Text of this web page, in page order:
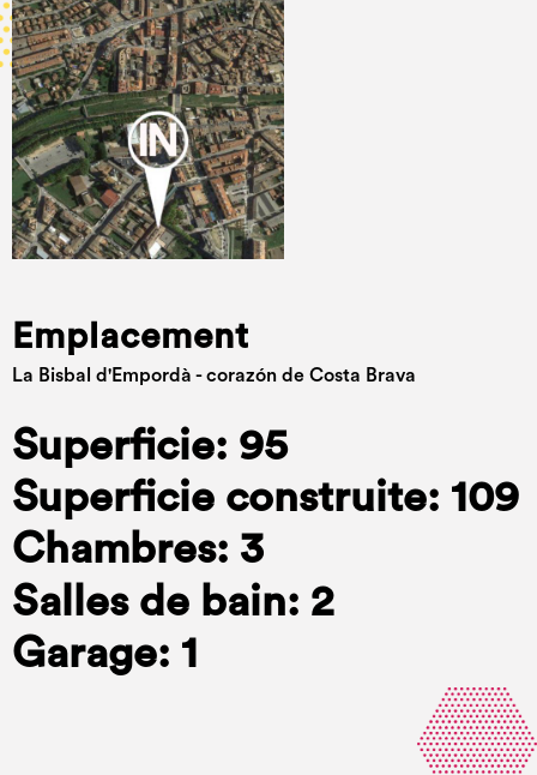
Emplacement
La Bisbal d'Empordà - corazón de Costa Brava
Superficie: 95
Superficie construite: 109
Chambres: 3
Salles de bain: 2
Garage: 1